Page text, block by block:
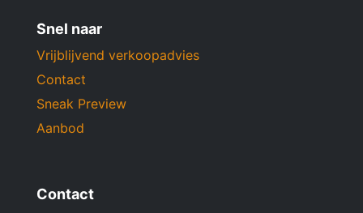
Snel naar
Vrijblijvend verkoopadvies
Contact
Sneak Preview
Aanbod
Contact